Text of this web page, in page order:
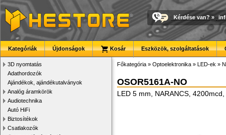
Kérdése van? »
Kategóriák Újdonságok Kosár Eszközök, szolgáltatások
3D nyomtatás
Adathordozók
Ajándékok, ajándékutalványok
Analóg áramkörök
Audiotechnika
Autó HiFi
Biztosítékok
Csatlakozók
Főkategória » Optoelektronika » LED-ek »
OSOR5161A-NO
LED 5 mm, NARANCS, 4200mcd,